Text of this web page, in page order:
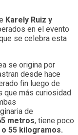
Karely Ruiz y
en el evento
se celebra esta
se origina por
desde hace
fin luego de
que más curiosidad
de
metros, tiene poco
o 55 kilogramos.